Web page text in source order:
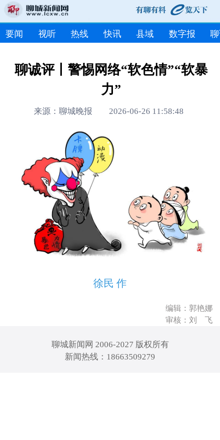
要闻 视听 热线 快讯 县域 数字报
聊诚评丨警惕网络“软色情”“软暴
力”
来源：聊城晚报 2026-06-26 11:58:48
徐民 作
编辑：郭艳娜
审核：刘 飞
聊城新闻网 2006-2027 版权所有
新闻热线：18663509279